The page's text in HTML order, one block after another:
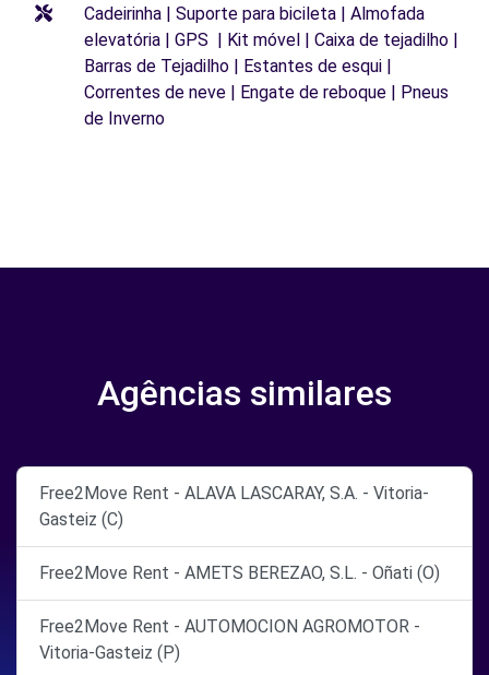
Cadeirinha | Suporte para bicileta | Almofada
elevatória | GPS | Kit móvel | Caixa de tejadilho |
Barras de Tejadilho | Estantes de esqui |
Correntes de neve | Engate de reboque | Pneus
de Inverno
Agências similares
Free2Move Rent - ALAVA LASCARAY, S.A. - Vitoria-
Gasteiz (C)
Free2Move Rent - AMETS BEREZAO, S.L. - Oñati (O)
Free2Move Rent - AUTOMOCION AGROMOTOR -
Vitoria-Gasteiz (P)